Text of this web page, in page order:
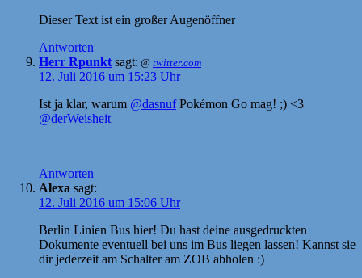
Dieser Text ist ein großer Augenöffner
Antworten
Herr Rpunkt sagt: @ twitter.com
12. Juli 2016 um 15:23 Uhr
Ist ja klar, warum @dasnufPokémon Go mag! ;) <3
@derWeisheit
Antworten
Alexa sagt:
12. Juli 2016 um 15:06 Uhr
Berlin Linien Bus hier! Du hast deine ausgedruckten
Dokumente eventuell bei uns im Bus liegen lassen! Kannst sie
dir jederzeit am Schalter am ZOB abholen :)